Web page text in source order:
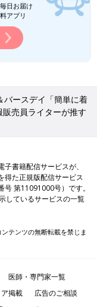
日お届け
アプリ
バースデイ「簡単に着
売員ライターが推す
書籍配信サービスが、
得た正規版配信サービス
第11091000号）です。
しているサービスの一覧
テンツの無断転載を禁じま
医師・専門家一覧
掲載
広告のご相談